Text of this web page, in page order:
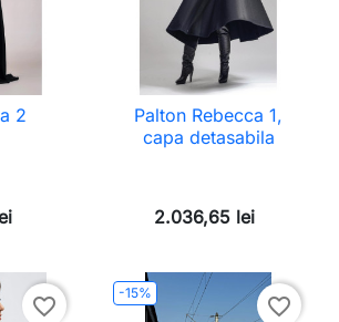
2
Palton Rebecca 1,
capa detasabila
2.036,65 lei
favorite_border
-15%
favorite_border